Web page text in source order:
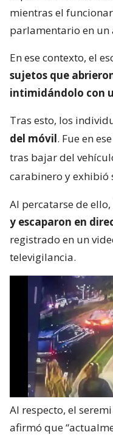
mientras el
parlamentario en un
En ese contexto, el
sujetos que
intimidándolo con
Tras esto, los
del móvil. Fue en
tras bajar del
carabinero y exhibió
Al percatarse de ello,
y escaparon en
registrado en un
televigilancia.
Al respecto, el
afirmó que